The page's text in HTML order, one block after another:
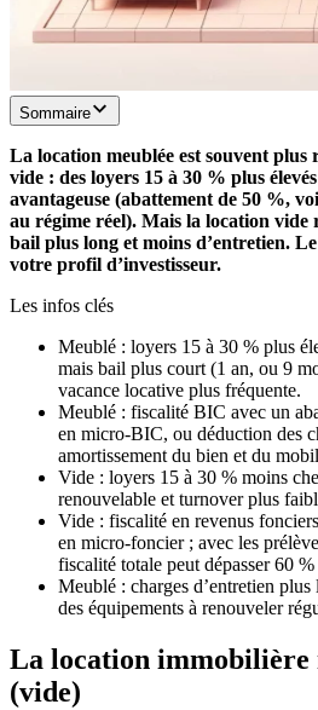
Sommaire
La location meublée est souvent plus
vide : des loyers 15 à 30 % plus
avantageuse (abattement de 50 %,
au régime réel). Mais la location vide
bail plus long et moins d’entretien.
votre profil d’investisseur.
Les infos clés
Meublé : loyers 15 à 30 % plus
mais bail plus court (1 an, ou 9
vacance locative plus fréquente.
Meublé : fiscalité BIC avec un
en micro-BIC, ou déduction des
amortissement du bien et du
Vide : loyers 15 à 30 % moins
renouvelable et turnover plus
Vide : fiscalité en revenus
en micro-foncier ; avec les
fiscalité totale peut dépasser 60 %
Meublé : charges d’entretien
des équipements à renouveler
La location immobilière
(vide)